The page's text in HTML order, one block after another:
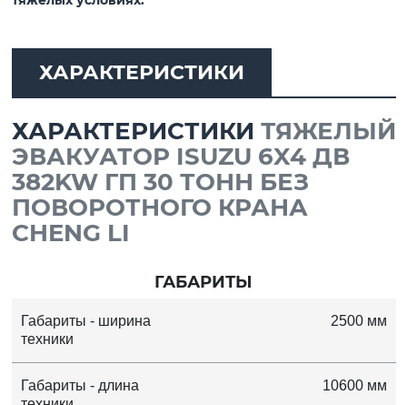
ХАРАКТЕРИСТИКИ
ХАРАКТЕРИСТИКИ ТЯЖЕЛЫЙ
ЭВАКУАТОР ISUZU 6X4 ДВ
382KW ГП 30 ТОНН БЕЗ
ПОВОРОТНОГО КРАНА
CHENG LI
ГАБАРИТЫ
Габариты - ширина
техники
2500 мм
Габариты - длина
10600 мм